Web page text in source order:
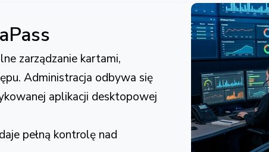
zarządzanie kartami,
Administracja odbywa się
aplikacji desktopowej
pełną kontrolę nad